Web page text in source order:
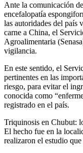
Ante la comunicación
encefalopatía
las autoridades del país
carne a China, el
Agroalimentaria
vigilancia.
En este sentido, el
pertinentes en las
riesgo, para evitar el
conocida como
registrado en el país.
Triquinosis en Chubut:
El hecho fue en la
realizaron el estudio